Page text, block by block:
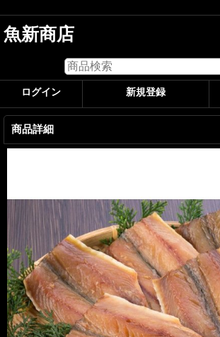
魚新商店
ログイン 新規登録
商品詳細